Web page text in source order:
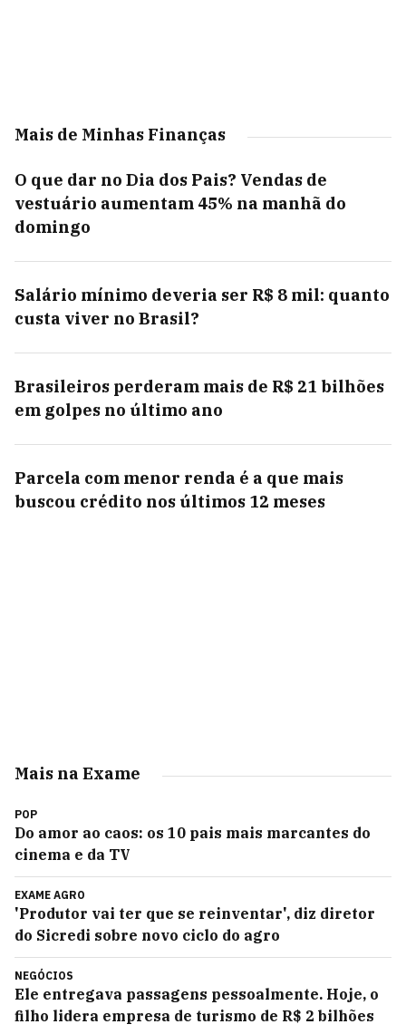
Mais de Minhas Finanças
O que dar no Dia dos Pais? Vendas de
vestuário aumentam 45% na manhã do
domingo
Salário mínimo deveria ser R$ 8 mil: quanto
custa viver no Brasil?
Brasileiros perderam mais de R$ 21 bilhões
em golpes no último ano
Parcela com menor renda é a que mais
buscou crédito nos últimos 12 meses
Mais na Exame
POP
Do amor ao caos: os 10 pais mais marcantes do
cinema e da TV
EXAME AGRO
'Produtor vai ter que se reinventar', diz diretor
do Sicredi sobre novo ciclo do agro
NEGÓCIOS
Ele entregava passagens pessoalmente. Hoje, o
filho lidera empresa de turismo de R$ 2 bilhões